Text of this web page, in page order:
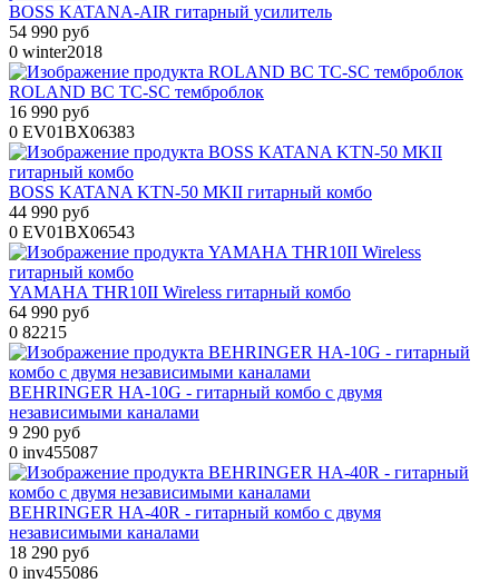
BOSS KATANA-AIR гитарный усилитель
54 990 руб
0 winter2018
ROLAND BC TC-SC темброблок
16 990 руб
0 EV01BX06383
BOSS KATANA KTN-50 MKII гитарный комбо
44 990 руб
0 EV01BX06543
YAMAHA THR10II Wireless гитарный комбо
64 990 руб
0 82215
BEHRINGER HA-10G - гитарный комбо с двумя
независимыми каналами
9 290 руб
0 inv455087
BEHRINGER HA-40R - гитарный комбо с двумя
независимыми каналами
18 290 руб
0 inv455086